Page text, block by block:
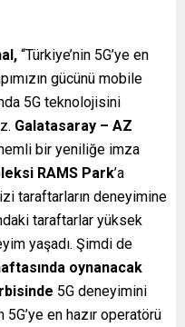
“Türkiye’nin 5G’ye en
gücünü mobile
5G teknolojisini
Galatasaray – AZ
bir yeniliğe imza
RAMS Park’a
taraftarların deneyimine
taraftarlar yüksek
yaşadı. Şimdi de
oynanacak
5G deneyimini
5G’ye en hazır operatörü